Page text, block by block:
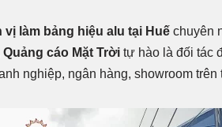
vị làm bảng hiệu alu tại Huế chuyên
Quảng cáo Mặt Trời tự hào là đối tác
nghiệp, ngân hàng, showroom